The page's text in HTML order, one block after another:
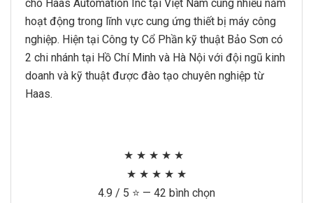
cho Haas Automation Inc tại Việt Nam cùng nhiều năm
hoạt động trong lĩnh vực cung ứng thiết bị máy công
nghiệp. Hiện tại Công ty Cổ Phần kỹ thuật Bảo Sơn có
2 chi nhánh tại Hồ Chí Minh và Hà Nội với đội ngũ kinh
doanh và kỹ thuật được đào tạo chuyên nghiệp từ
Haas.
★ ★ ★ ★ ★
★ ★ ★ ★ ★
4.9 / 5 ⭐ — 42 bình chọn